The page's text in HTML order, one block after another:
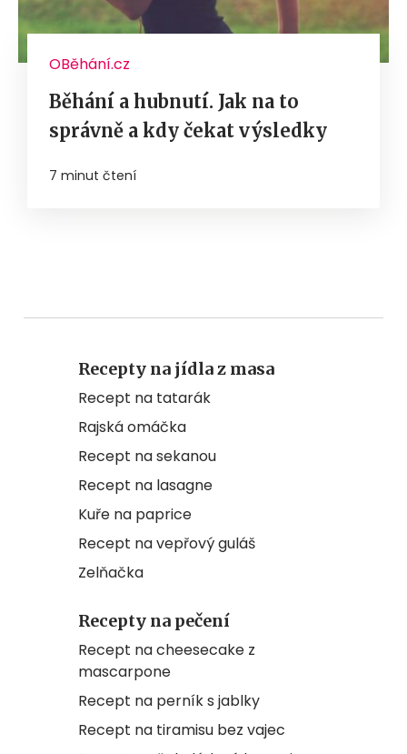
OBěhání.cz
Běhání a hubnutí. Jak na to
správně a kdy čekat výsledky
7 minut čtení
Recepty na jídla z masa
Recept na tatarák
Rajská omáčka
Recept na sekanou
Recept na lasagne
Kuře na paprice
Recept na vepřový guláš
Zelňačka
Recepty na pečení
Recept na cheesecake z
mascarpone
Recept na perník s jablky
Recept na tiramisu bez vajec